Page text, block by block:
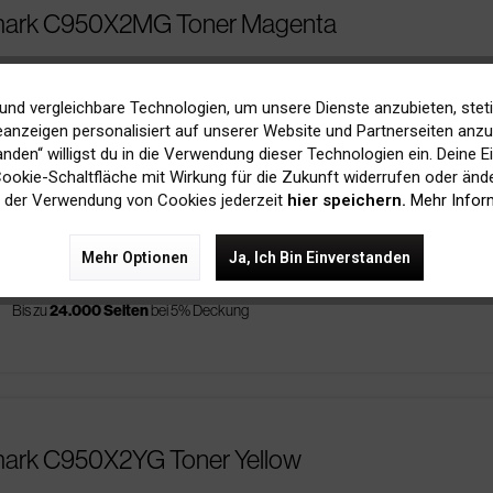
C950X2MG Toner Magenta
Bis zu24.000 Seitenbei 5% Deckung price zur original Patrone
Toner Magenta
Bis zu24.000 Seitenbei 5% Deckung
C950X2YG Toner Yellow
vergleichbare Technologien, um unsere Dienste anzubieten,
personalisiert auf unserer Website und Partnerseiten
willigst du in die Verwendung dieser Technologien ein. Deine
Schaltfläche mit Wirkung für die Zukunft widerrufen oder
Verwendung von Cookies jederzeit hier speichern. Mehr
Mehr Optionen Ja, Ich Bin Einverstanden